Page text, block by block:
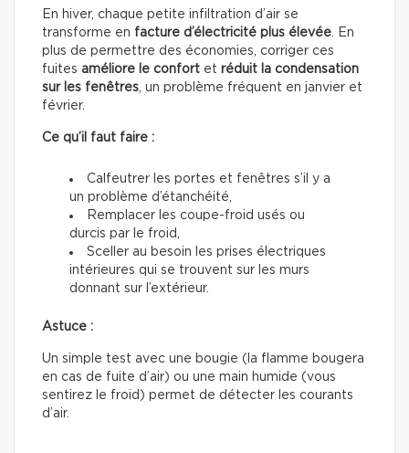
En hiver, chaque petite infiltration d’air se
transforme en facture d’électricité plus élevée. En
plus de permettre des économies, corriger ces
fuites améliore le confort et réduit la condensation
sur les fenêtres, un problème fréquent en janvier et
février.
Ce qu’il faut faire :
Calfeutrer les portes et fenêtres s’il y a
un problème d’étanchéité,
Remplacer les coupe-froid usés ou
durcis par le froid,
Sceller au besoin les prises électriques
intérieures qui se trouvent sur les murs
donnant sur l’extérieur.
Astuce :
Un simple test avec une bougie (la flamme bougera
en cas de fuite d’air) ou une main humide (vous
sentirez le froid) permet de détecter les courants
d’air.